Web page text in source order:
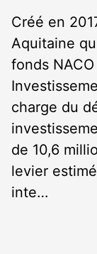
Créé en
Aquitaine
fonds
charge du
de 10,6
levier
inte…